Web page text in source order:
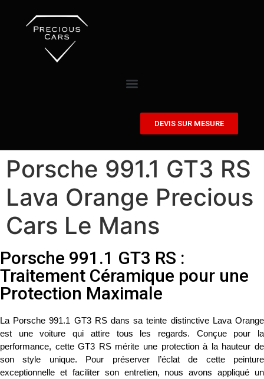
DEVIS SUR MESURE
Porsche 991.1 GT3 RS
Lava Orange Precious
Cars Le Mans
Porsche 991.1 GT3 RS :
Traitement Céramique pour une
Protection Maximale
La Porsche 991.1 GT3 RSdans sa teinte distinctive Lava Orange
est une voiture qui attire tous les regards. Conçue pour la
performance, cette GT3 RS mérite une protection à la hauteur de
son style unique. Pour préserver l’éclat de cette peinture
exceptionnelle et faciliter son entretien, nous avons appliqué un